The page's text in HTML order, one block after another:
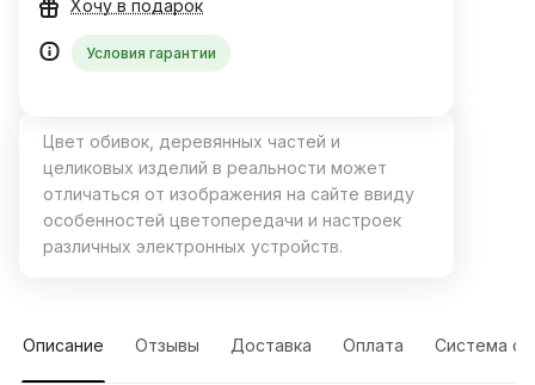
Хочу в подарок
Условия гарантии
Цвет обивок, деревянных частей и
целиковых изделий в реальности может
отличаться от изображения на сайте ввиду
особенностей цветопередачи и настроек
различных электронных устройств.
Описание Отзывы Доставка Оплата Система